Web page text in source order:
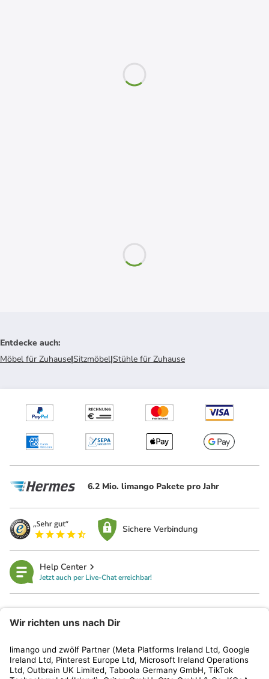
Entdecke auch:
Möbel für Zuhause|Sitzmöbel|Stühle für Zuhause
6.2 Mio. limango Pakete pro Jahr
Sichere Verbindung
Help Center
Jetzt auch per Live-Chat erreichbar!
Kundenservice